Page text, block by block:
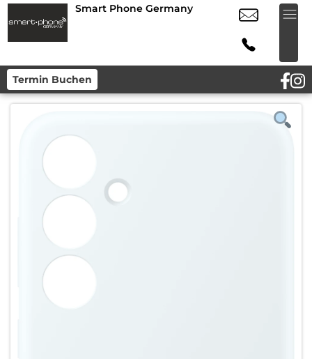
Smart Phone Germany
Termin Buchen